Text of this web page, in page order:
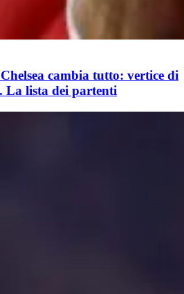
cambia tutto: vertice di
La lista dei partenti